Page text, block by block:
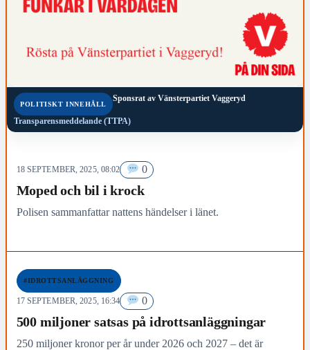
POLITISKT INNEHÅLL
Sponsrat av Vänsterpartiet Vaggeryd
Transparensmeddelande (TTPA)
18 SEPTEMBER, 2025, 08:02 0
Moped och bil i krock
Polisen sammanfattar nattens händelser i länet.
#IDROTTSANLÄGGNING
17 SEPTEMBER, 2025, 16:34 0
500 miljoner satsas på idrottsanläggningar
250 miljoner kronor per år under 2026 och 2027 – det är